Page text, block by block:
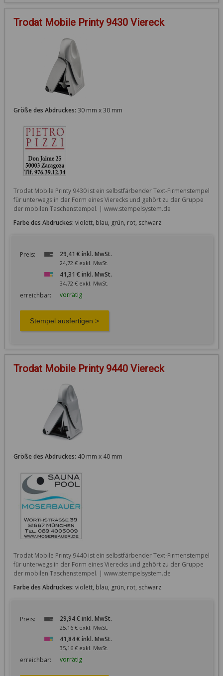
Trodat Mobile Printy 9430 Viereck
Größe des Abdruckes: 30 mm x 30 mm
Trodat Mobile Printy 9430 ist ein selbstfärbender Text-Firmenstempel
für unterwegs in der Form eines Vierecks und gehört zu der Gruppe
Farbe des Abdruckes: violett, blau, grün, rot, schwarz
Preis: 29,41 € inkl. MwSt.
24,72 € exkl. MwSt.
41,31 € inkl. MwSt.
34,72 € exkl. MwSt.
erreichbar: vorrätig
Trodat Mobile Printy 9440 Viereck
Größe des Abdruckes: 40 mm x 40 mm
Trodat Mobile Printy 9440 ist ein selbstfärbender Text-Firmenstempel
für unterwegs in der Form eines Vierecks und gehört zu der Gruppe
Farbe des Abdruckes: violett, blau, grün, rot, schwarz
Preis: 29,94 € inkl. MwSt.
25,16 € exkl. MwSt.
41,84 € inkl. MwSt.
35,16 € exkl. MwSt.
erreichbar: vorrätig